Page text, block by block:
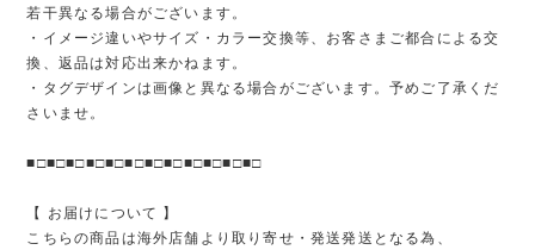
若干異なる場合がございます。
・イメージ違いやサイズ・カラー交換等、お客さまご都合による交
換、返品は対応出来かねます。
・タグデザインは画像と異なる場合がございます。予めご了承くだ
さいませ。
■□■□■□■□■□■□■□■□■□■□■□■□
【 お届けについて 】
こちらの商品は海外店舗より取り寄せ・発送発送となる為、